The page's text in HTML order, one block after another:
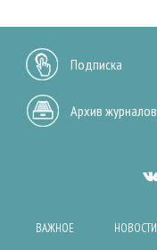
Подписка
Архив журналов
ВАЖНОЕ НОВОСТИ